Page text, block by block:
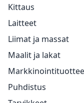
Kittaus
Laitteet
Liimat ja massat
Maalit ja lakat
Puhdistus